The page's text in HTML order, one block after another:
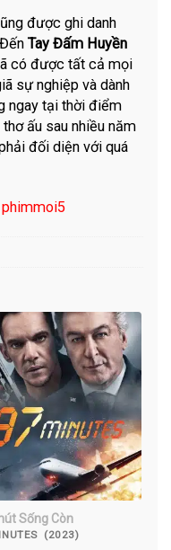
được ghi danh
ĐếnTay Đấm Huyền
có được tất cả mọi
sự nghiệp và dành
ngay tại thời điểm
ấu sau nhiều năm
đối diện với quá
phimmoi5
Sống Còn
(2023)